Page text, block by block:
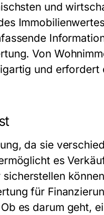
und
Von
und erfordert
da sie
es
für
es darum geht,